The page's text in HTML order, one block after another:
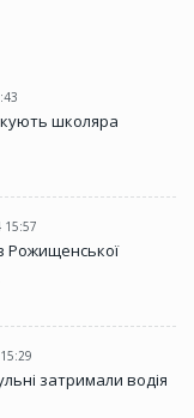
школяра
15:57
Рожищенської
затримали водія